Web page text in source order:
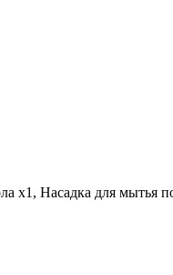
х1, Насадка для